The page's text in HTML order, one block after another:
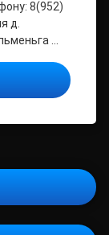
8(952)
д.
…